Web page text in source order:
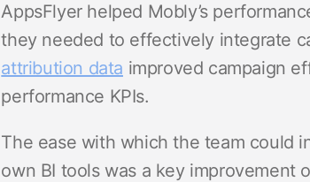
AppsFlyer helped Mobly’s
they needed to effectively integrate
attribution data improved campaign
performance KPIs.
The ease with which the team could
own BI tools was a key improvement